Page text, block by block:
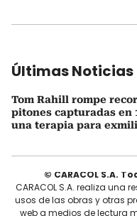
Últimas Noticias
Tom Rahill rompe
pitones capturadas en
una terapia para
© CARACOL S.A.
CARACOL S.A. realiza una
usos de las obras y otras
web a medios de lectura